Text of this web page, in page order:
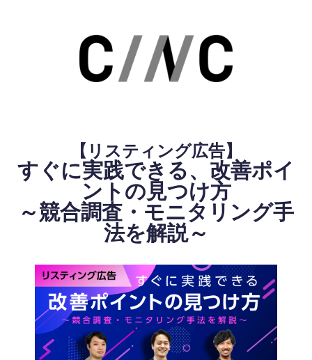
【リスティング広告】
すぐに実践できる、改善ポイ
ントの見つけ方
～競合調査・モニタリング手
法を解説～